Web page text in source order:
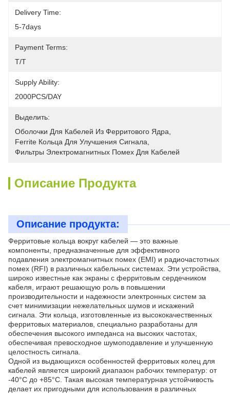
Delivery Time:
5-7days
Payment Terms:
T/T
Supply Ability:
2000PCS/DAY
Выделить:
Оболочки Для Кабелей Из Ферритового Ядра
Ferrite Кольца Для Улучшения Сигнала
Фильтры Электромагнитных Помех Для Кабелей
Описание Продукта
Описание продукта:
Ферритовые кольца вокруг кабелей — это важные
компоненты, предназначенные для эффективного
подавления электромагнитных помех (EMI) и радиочастотных
помех (RFI) в различных кабельных системах. Эти устройства,
широко известные как экраны с ферритовым сердечником
кабеля, играют решающую роль в повышении
производительности и надежности электронных систем за
счет минимизации нежелательных шумов и искажений
сигнала. Эти кольца, изготовленные из высококачественных
ферритовых материалов, специально разработаны для
обеспечения высокого импеданса на высоких частотах,
обеспечивая превосходное шумоподавление и улучшенную
целостность сигнала.
Одной из выдающихся особенностей ферритовых колец для
кабелей является широкий диапазон рабочих температур: от
-40°C до +85°C. Такая высокая температурная устойчивость
делает их пригодными для использования в различных